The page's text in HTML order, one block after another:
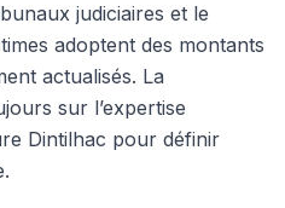
judiciaires et le
adoptent des montants
actualisés. La
sur l’expertise
Dintilhac pour définir